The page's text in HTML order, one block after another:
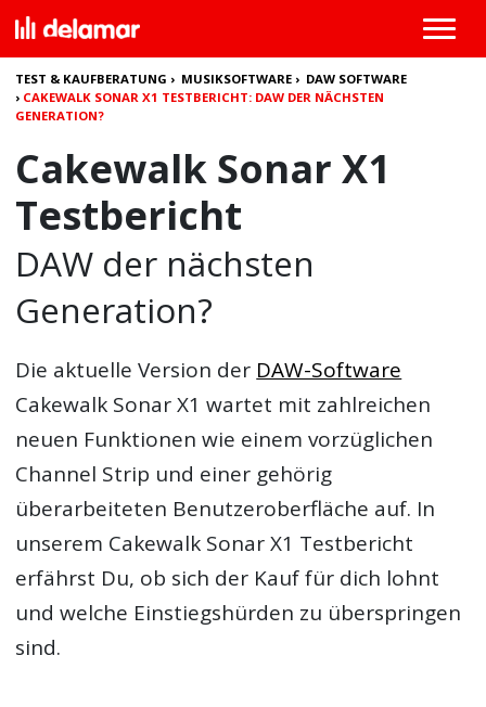
TEST & KAUFBERATUNG › MUSIKSOFTWARE › DAW SOFTWARE
› CAKEWALK SONAR X1 TESTBERICHT: DAW DER NÄCHSTEN
GENERATION?
Cakewalk Sonar X1
Testbericht
DAW der nächsten
Generation?
Die aktuelle Version der DAW-Software
Cakewalk Sonar X1 wartet mit zahlreichen
neuen Funktionen wie einem vorzüglichen
Channel Strip und einer gehörig
überarbeiteten Benutzeroberfläche auf. In
unserem Cakewalk Sonar X1 Testbericht
erfährst Du, ob sich der Kauf für dich lohnt
und welche Einstiegshürden zu überspringen
sind.